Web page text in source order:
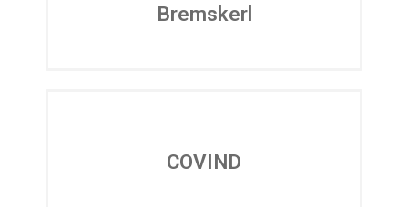
Bremskerl
COVIND